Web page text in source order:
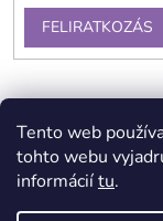
Tento web
tohto webu
informáciítu.
FELIRATKOZÁS
Reklamációs